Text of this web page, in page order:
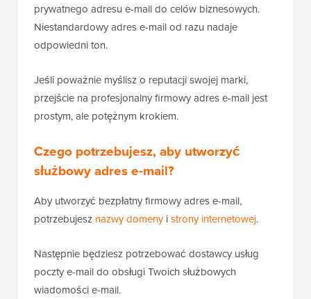
prywatnego adresu e-mail do celów biznesowych.
Niestandardowy adres e-mail od razu nadaje
odpowiedni ton.
Jeśli poważnie myślisz o reputacji swojej marki,
przejście na profesjonalny firmowy adres e-mail jest
prostym, ale potężnym krokiem.
Czego potrzebujesz, aby utworzyć
służbowy adres e-mail?
Aby utworzyć bezpłatny firmowy adres e-mail,
potrzebujesz nazwy domenyistrony internetowej.
Następnie będziesz potrzebować dostawcy usług
poczty e-mail do obsługi Twoich służbowych
wiadomości e-mail.